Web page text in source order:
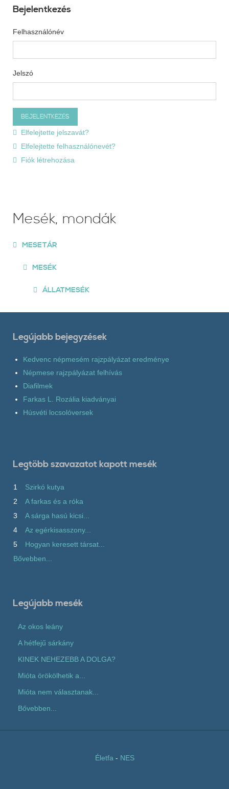
Bejelentkezés
Felhasználónév
Jelszó
Elfelejtette jelszavát?
Elfelejtette felhasználónevét?
Fiók létrehozása
Mesék, mondák
MESETÁR
MESÉK
ÁLLATMESÉK
Legújabb bejegyzések
Kedvenc népmesém rajzpályázat eredménye
Népmese rajzpályázat felhívás
Diafilmek
Farkas L. Rozália kiadványai
Húsvéti locsolóversek
Legtöbb szavazatot kapott mesék
1
Szirkó kutya
2
A farkas és a róka
3
A sárga hasú kicsi...
4
Az egérkisasszony...
5
Hogyan keresett társat...
Bővebben...
Legújabb mesék
Az okos leány
A hétfejű sárkány
KINEK NEHEZEBB A DOLGA?
Mióta örökölhetik a...
Mióta nem választanak...
Bővebben...
Életfa - NES